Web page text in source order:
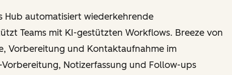
Hub automatisiert wiederkehrende
Teams mit KI-gestützten Workflows. Breeze von
Vorbereitung und Kontaktaufnahme im
Notizerfassung und Follow-ups